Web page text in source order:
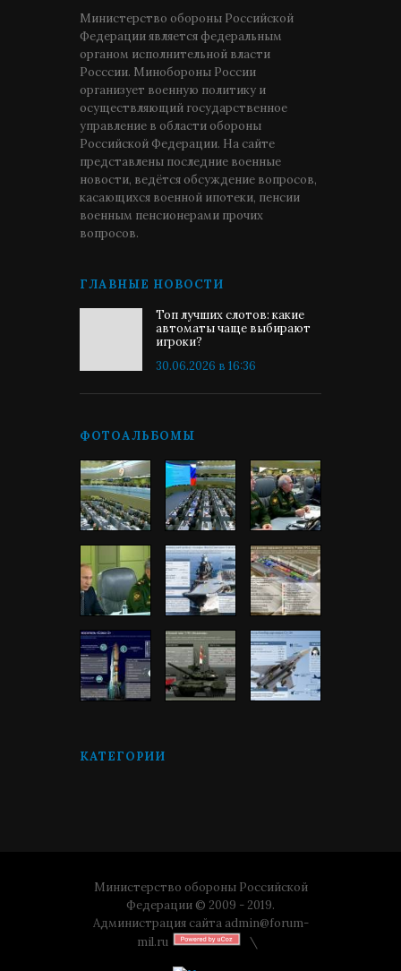
Министерство обороны Российской
Федерации является федеральным
органом исполнительной власти
Росссии. Минобороны России
организует военную политику и
осуществляющий государственное
управление в области обороны
Российской Федерации. На сайте
представлены последние военные
новости, ведётся обсуждение вопросов,
касающихся военной ипотеки, пенсии
военным пенсионерами прочих
вопросов.
ГЛАВНЫЕ НОВОСТИ
Топ лучших слотов: какие
автоматы чаще выбирают
игроки?
30.06.2026 в 16:36
ФОТОАЛЬБОМЫ
КАТЕГОРИИ
Министерство обороны Российской
Федерации © 2009 - 2019.
Администрация сайта admin@forum-
mil.ru